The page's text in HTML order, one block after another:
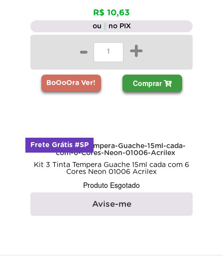
R$ 10,63
ou no PIX
- +
BoOoOra Ver! Comprar
Kit 3 Tinta Tempera Guache 15ml cada com 6
Cores Neon 01006 Acrilex
Produto Esgotado
Avise-me
Frete Grátis #SP